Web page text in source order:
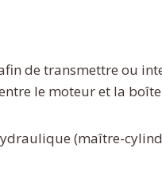
de transmettre ou
le moteur et la
(maître-